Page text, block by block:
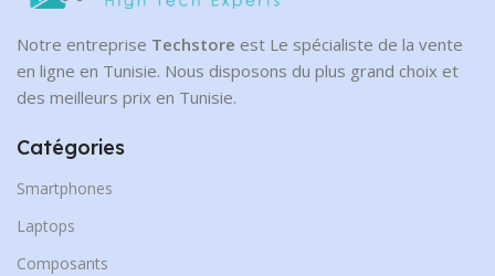
Notre entreprise Techstore est Le spécialiste de la vente
en ligne en Tunisie. Nous disposons du plus grand choix et
des meilleurs prix en Tunisie.
Catégories
Smartphones
Laptops
Composants